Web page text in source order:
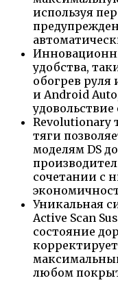
используя
удобства,
обогрев руля
и Android
Revolutionary
тяги
моделям DS
сочетании с
Уникальная
Active Scan
состояние
любом